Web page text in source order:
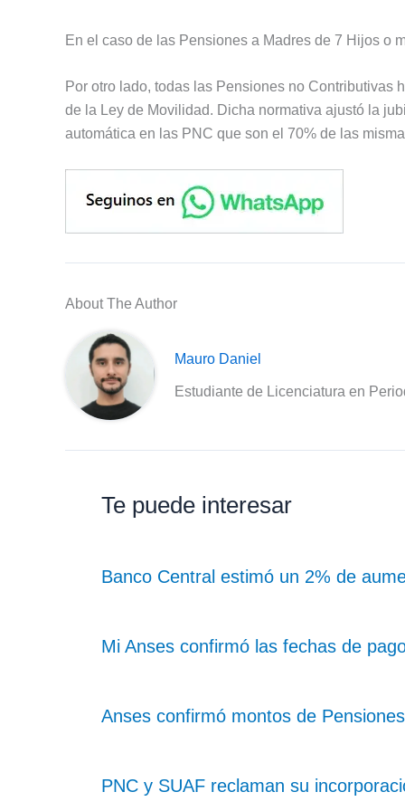
En el caso de las Pensiones a Madres de 7 Hijos o
Por otro lado, todas las Pensiones no Contributivas
de la Ley de Movilidad. Dicha normativa ajustó la
automática en las PNC que son el 70% de las
About The Author
Mauro Daniel
Estudiante de Licenciatura en
Te puede interesar
Banco Central estimó un 2% de
Mi Anses confirmó las fechas de
Anses confirmó montos de
PNC y SUAF reclaman su